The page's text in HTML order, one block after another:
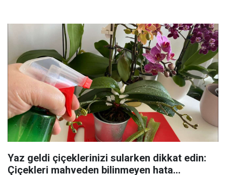
Yaz geldi çiçeklerinizi sularken dikkat edin:
Çiçekleri mahveden bilinmeyen hata...